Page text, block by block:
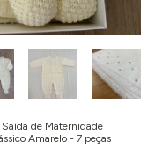
Saída de Maternidade
Amarelo - 7 peças